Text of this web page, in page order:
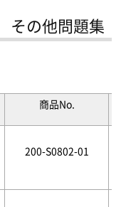
その他問題集
商品No.
200-S0802-01